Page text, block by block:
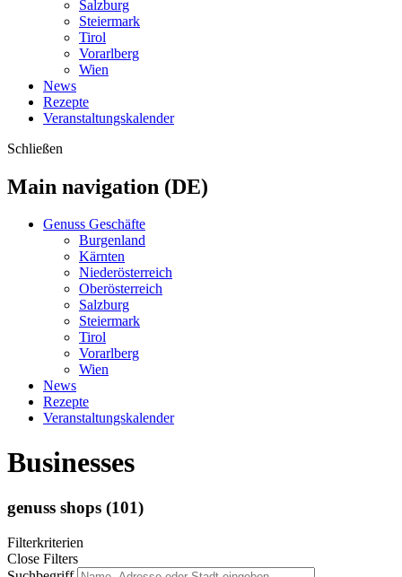
Salzburg
Steiermark
Tirol
Vorarlberg
Wien
News
Rezepte
Veranstaltungskalender
Schließen
Main navigation (DE)
Genuss Geschäfte
Burgenland
Kärnten
Niederösterreich
Oberösterreich
Salzburg
Steiermark
Tirol
Vorarlberg
Wien
News
Rezepte
Veranstaltungskalender
Businesses
genuss shops (101)
Filterkriterien
Close Filters